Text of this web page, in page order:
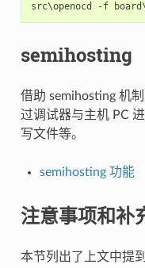
semihosting
借助 semihosting 机
过调试器与主机 PC
写文件等。
semihosting 功能
注意事项和补
本节列出了上文中提